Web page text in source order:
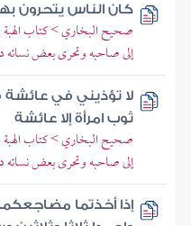
كان الناس يتحرون
صحيح البخاري > كتاب
إلى صاحبه وتحرى بعض
لا تؤذيني في عائشة
ثوب امرأة إلا عائشة
صحيح البخاري > كتاب
إلى صاحبه وتحرى بعض
إذا أخذتما مضاجعكما